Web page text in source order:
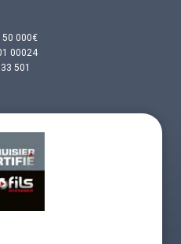
50 000€
00024
501